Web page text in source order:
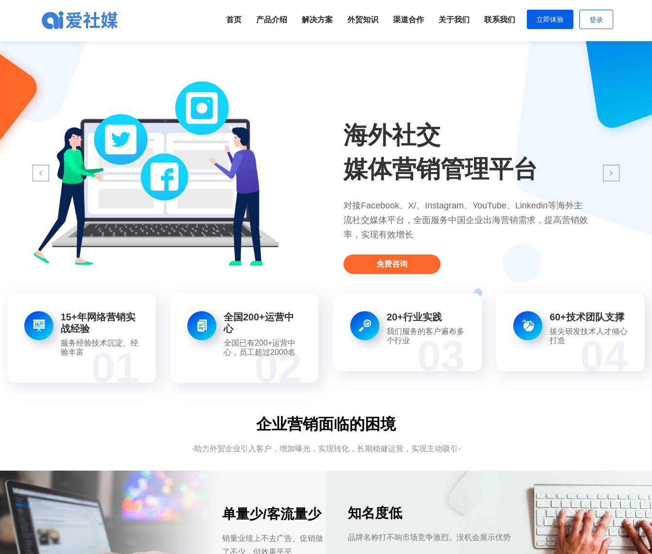
立即体验 登录
首页 产品介绍 解决方案 外贸知识 渠道合作 关于我们 联系我们
让感兴趣的客户
看到您的帖子
根据客户搜索意图和兴趣，精准展现您的产和服务，，同时达到
多重曝光效果
15+年网络营销实
战经验
服务经验技术沉淀、经
验丰富
02
全国200+运营中
心
全国已有200+运营中
心，员工超过2000名
20+行业实践
我们服务的客户遍布多
个行业
60+技术团队支撑
拔尖研发技术人才倾心
打造
企业营销面临的困境
-助力外贸企业引入客户，增加曝光，实现转化，长期稳健运营，实现主动吸引-
单量少/客流量少
销量业绩上不去广告、促销做
了不少，但效果平平
知名度低
品牌名称打不响市场竞争激烈。没机会展示优势